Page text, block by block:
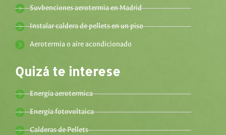
Suvbenciones aerotermia en Madrid
Instalar caldera de pellets en un piso
Aerotermia o aire acondicionado
Quizá te interese
Energía aerotermica
Energía fotovoltaica
Calderas de Pellets